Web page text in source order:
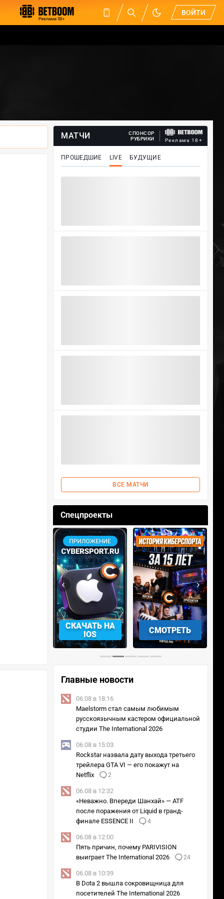
ВОЙТИ
МАТЧИ
СПОНСОР
РУБРИКИ
Реклама 18+
ПРОШЕДШИЕ LIVE БУДУЩИЕ
ВСЕ МАТЧИ
Спецпроекты
СМОТРЕТЬ УЧАСТВОВАТЬ
‹ ›
Главные новости
06.08 в 18:16
Maelstorm стал самым любимым
русскоязычным кастером официальной
студии The International 2026
06.08 в 15:03
Rockstar назвала дату выхода третьего
трейлера GTA VI — его покажут на
Netflix
2
06.08 в 12:32
«Неважно. Впереди Шанхай» — ATF
после поражения от Liquid в гранд-
финале ESSENCE II
4
06.08 в 12:00
Пять причин, почему PARIVISION
выиграет The International 2026
24
06.08 в 10:39
В Dota 2 вышла сокровищница для
посетителей The International 2026